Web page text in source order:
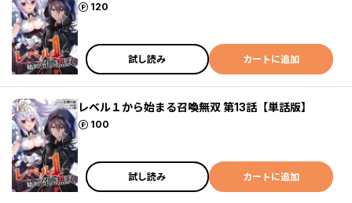
120
ポイント
試し読み カートに追加
レベル１から始まる召喚無双 第13話【単話版】
100
ポイント
試し読み カートに追加